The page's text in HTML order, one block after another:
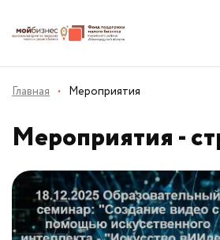
Главная · Мероприятия
Мероприятия -